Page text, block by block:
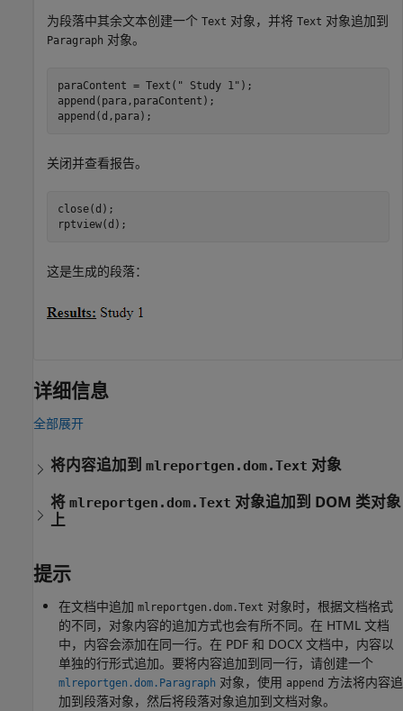
为段落中其余文本创建一个 Text 对象，并将 Text 对象追加到
Paragraph 对象。
paraContent = Text( " Study 1" );
append(para,paraContent);
append(d,para);
关闭并查看报告。
close(d);
rptview(d);
这是生成的段落：
详细信息
全部展开
将内容追加到mlreportgen.dom.Text 对象
将mlreportgen.dom.Text 对象追加到 DOM 类对象
上
提示
在文档中追加 mlreportgen.dom.Text 对象时，根据文档格式
的不同，对象内容的追加方式也会有所不同。在 HTML 文档
中，内容会添加在同一行。在 PDF 和 DOCX 文档中，内容以
单独的行形式追加。要将内容追加到同一行，请创建一个
mlreportgen.dom.Paragraph 对象，使用 append 方法将内容追
加到段落对象，然后将段落对象追加到文档对象。